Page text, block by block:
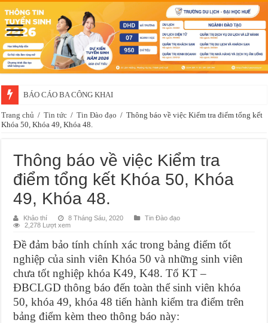
BÁO CÁO BA CÔNG KHAI
Trang chủ / Tin tức / Tin Đào đạo / Thông báo về việc Kiểm tra điểm tổng kết
Khóa 50, Khóa 49, Khóa 48.
Thông báo về việc Kiểm tra
điểm tổng kết Khóa 50, Khóa
49, Khóa 48.
Khảo thí 8 Tháng Sáu, 2020
Tin Đào đạo
2,278 Lượt xem
Đề đảm bảo tính chính xác trong bảng điểm tốt
nghiệp của sinh viên Khóa 50 và những sinh viên
chưa tốt nghiệp khóa K49, K48. Tổ KT –
ĐBCLGD thông báo đến toàn thể sinh viên khóa
50, khóa 49, khóa 48 tiến hành kiểm tra điểm trên
bảng điểm kèm theo thông báo này: